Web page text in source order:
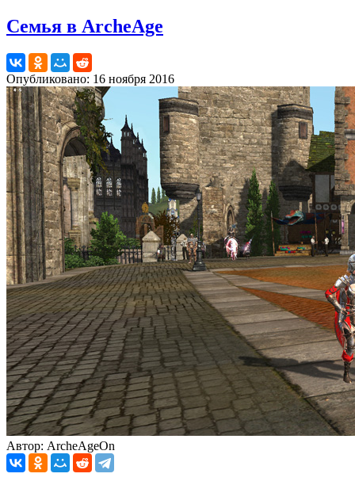
Семья в ArcheAge
Опубликовано: 16 ноября 2016
Автор: ArcheAgeOn